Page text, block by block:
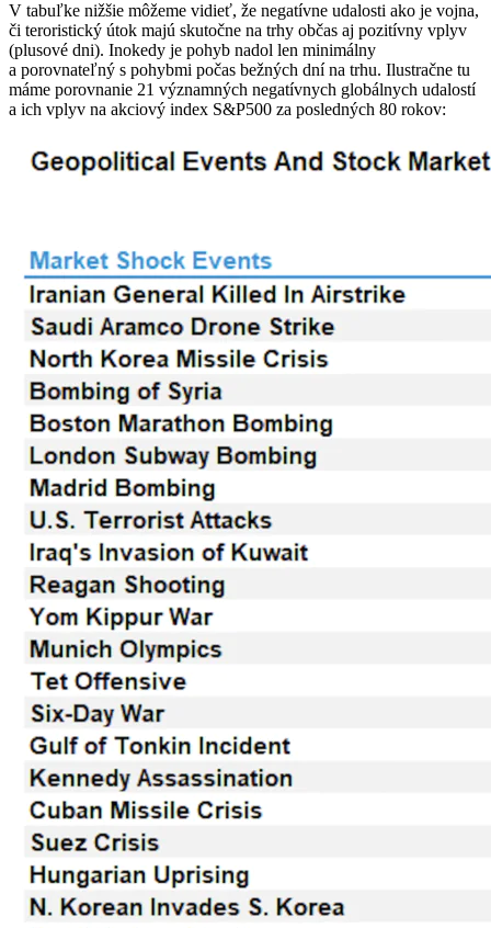
V tabuľke nižšie môžeme vidieť, že negatívne udalosti ako je vojna,
či teroristický útok majú skutočne na trhy občas aj pozitívny vplyv
(plusové dni). Inokedy je pohyb nadol len minimálny
a porovnateľný s pohybmi počas bežných dní na trhu. Ilustračne tu
máme porovnanie 21 významných negatívnych globálnych udalostí
a ich vplyv na akciový index S&P500 za posledných 80 rokov: